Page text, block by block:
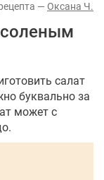
Оксана Ч.
соленым
салат
буквально за
может с